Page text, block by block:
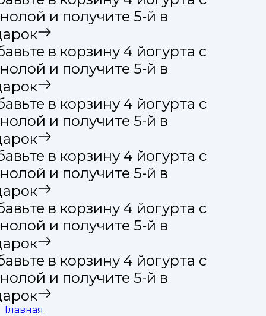
и получите 5-й в
в корзину 4 йогурта с
и получите 5-й в
в корзину 4 йогурта с
и получите 5-й в
в корзину 4 йогурта с
и получите 5-й в
в корзину 4 йогурта с
и получите 5-й в
в корзину 4 йогурта с
и получите 5-й в
Главная